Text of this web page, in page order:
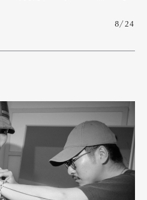
8/24